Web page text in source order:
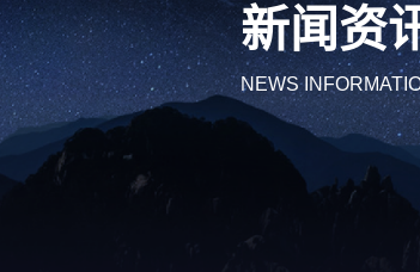
新闻资
NEWS